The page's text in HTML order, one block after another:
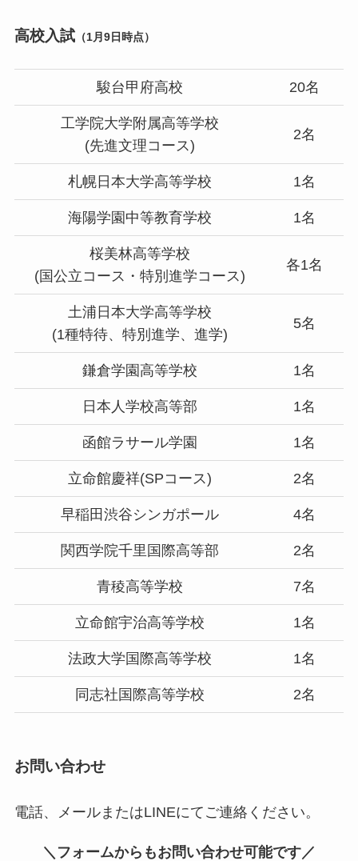
高校入試（1月9日時点）
駿台甲府高校 20名
工学院大学附属高等学校
(先進文理コース)
2名
札幌日本大学高等学校 1名
海陽学園中等教育学校 1名
桜美林高等学校
(国公立コース・特別進学コース)
各1名
土浦日本大学高等学校
(1種特待、特別進学、進学)
5名
鎌倉学園高等学校 1名
日本人学校高等部 1名
函館ラサール学園 1名
立命館慶祥(SPコース) 2名
早稲田渋谷シンガポール 4名
関西学院千里国際高等部 2名
青稜高等学校 7名
立命館宇治高等学校 1名
法政大学国際高等学校 1名
同志社国際高等学校 2名
お問い合わせ
電話、メールまたはLINEにてご連絡ください。
＼フォームからもお問い合わせ可能です／